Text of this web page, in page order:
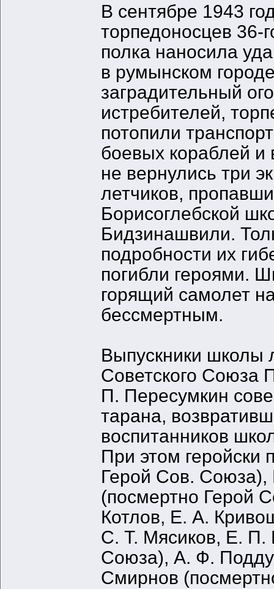
В сентябре 1943
торпедоносцев 36-
полка наносила
в румынском
заградительный
истребителей,
потопили
боевых кораблей и
не вернулись три
летчиков,
Борисоглебской
Бидзинашвили.
подробности их
погибли героями.
горящий самолет
бессмертным.
Выпускники школы
Советского Союза
П. Пересумкин
тарана,
воспитанников
При этом геройски
Герой Сов.
(посмертно Герой
Котлов, Е. А.
С. Т. Мясиков, Е. П.
Союза), А. Ф.
Смирнов